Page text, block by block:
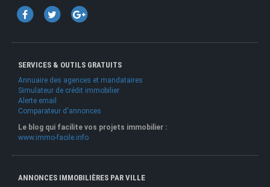
SERVICES & OUTILS GRATUITS
Annuaire des agences et mandataires
Simulateur de crédit immobilier
Alerte email
Comparateur d'annonces
Le blog qui facilite vos projets immobilier :
www.immo-facile.info
ANNONCES IMMOBILIÈRES PAR VILLE